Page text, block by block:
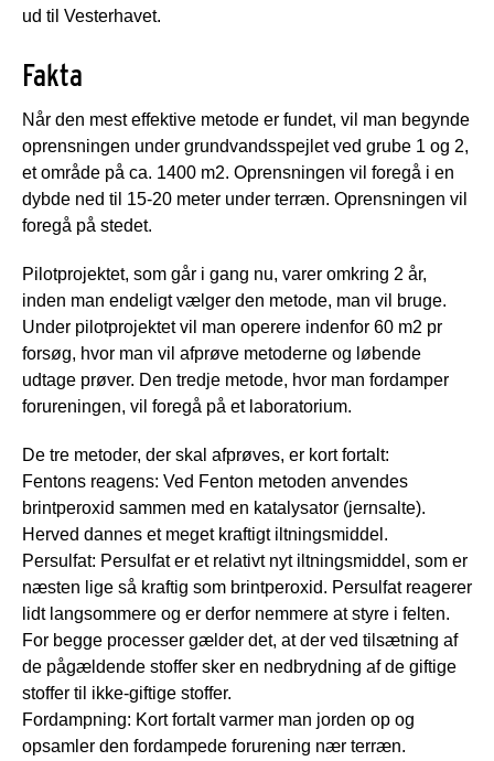
ud til Vesterhavet.
Fakta
Når den mest effektive metode er fundet, vil man begynde
oprensningen under grundvandsspejlet ved grube 1 og 2,
et område på ca. 1400 m2. Oprensningen vil foregå i en
dybde ned til 15-20 meter under terræn. Oprensningen vil
foregå på stedet.
Pilotprojektet, som går i gang nu, varer omkring 2 år,
inden man endeligt vælger den metode, man vil bruge.
Under pilotprojektet vil man operere indenfor 60 m2 pr
forsøg, hvor man vil afprøve metoderne og løbende
udtage prøver. Den tredje metode, hvor man fordamper
forureningen, vil foregå på et laboratorium.
De tre metoder, der skal afprøves, er kort fortalt:
Fentons reagens: Ved Fenton metoden anvendes
brintperoxid sammen med en katalysator (jernsalte).
Herved dannes et meget kraftigt iltningsmiddel.
Persulfat: Persulfat er et relativt nyt iltningsmiddel, som er
næsten lige så kraftig som brintperoxid. Persulfat reagerer
lidt langsommere og er derfor nemmere at styre i felten.
For begge processer gælder det, at der ved tilsætning af
de pågældende stoffer sker en nedbrydning af de giftige
stoffer til ikke-giftige stoffer.
Fordampning: Kort fortalt varmer man jorden op og
opsamler den fordampede forurening nær terræn.